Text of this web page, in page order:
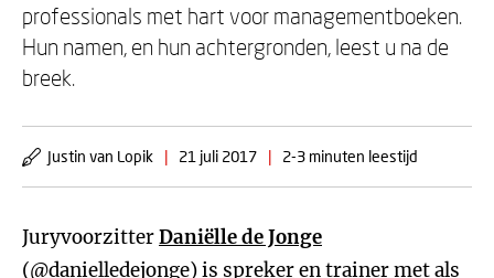
professionals met hart voor managementboeken.
Hun namen, en hun achtergronden, leest u na de
breek.
Justin van Lopik | 21 juli 2017 | 2-3 minuten leestijd
JuryvoorzitterDaniëlle de Jonge
(@danielledejonge) is sprekeren trainer met als